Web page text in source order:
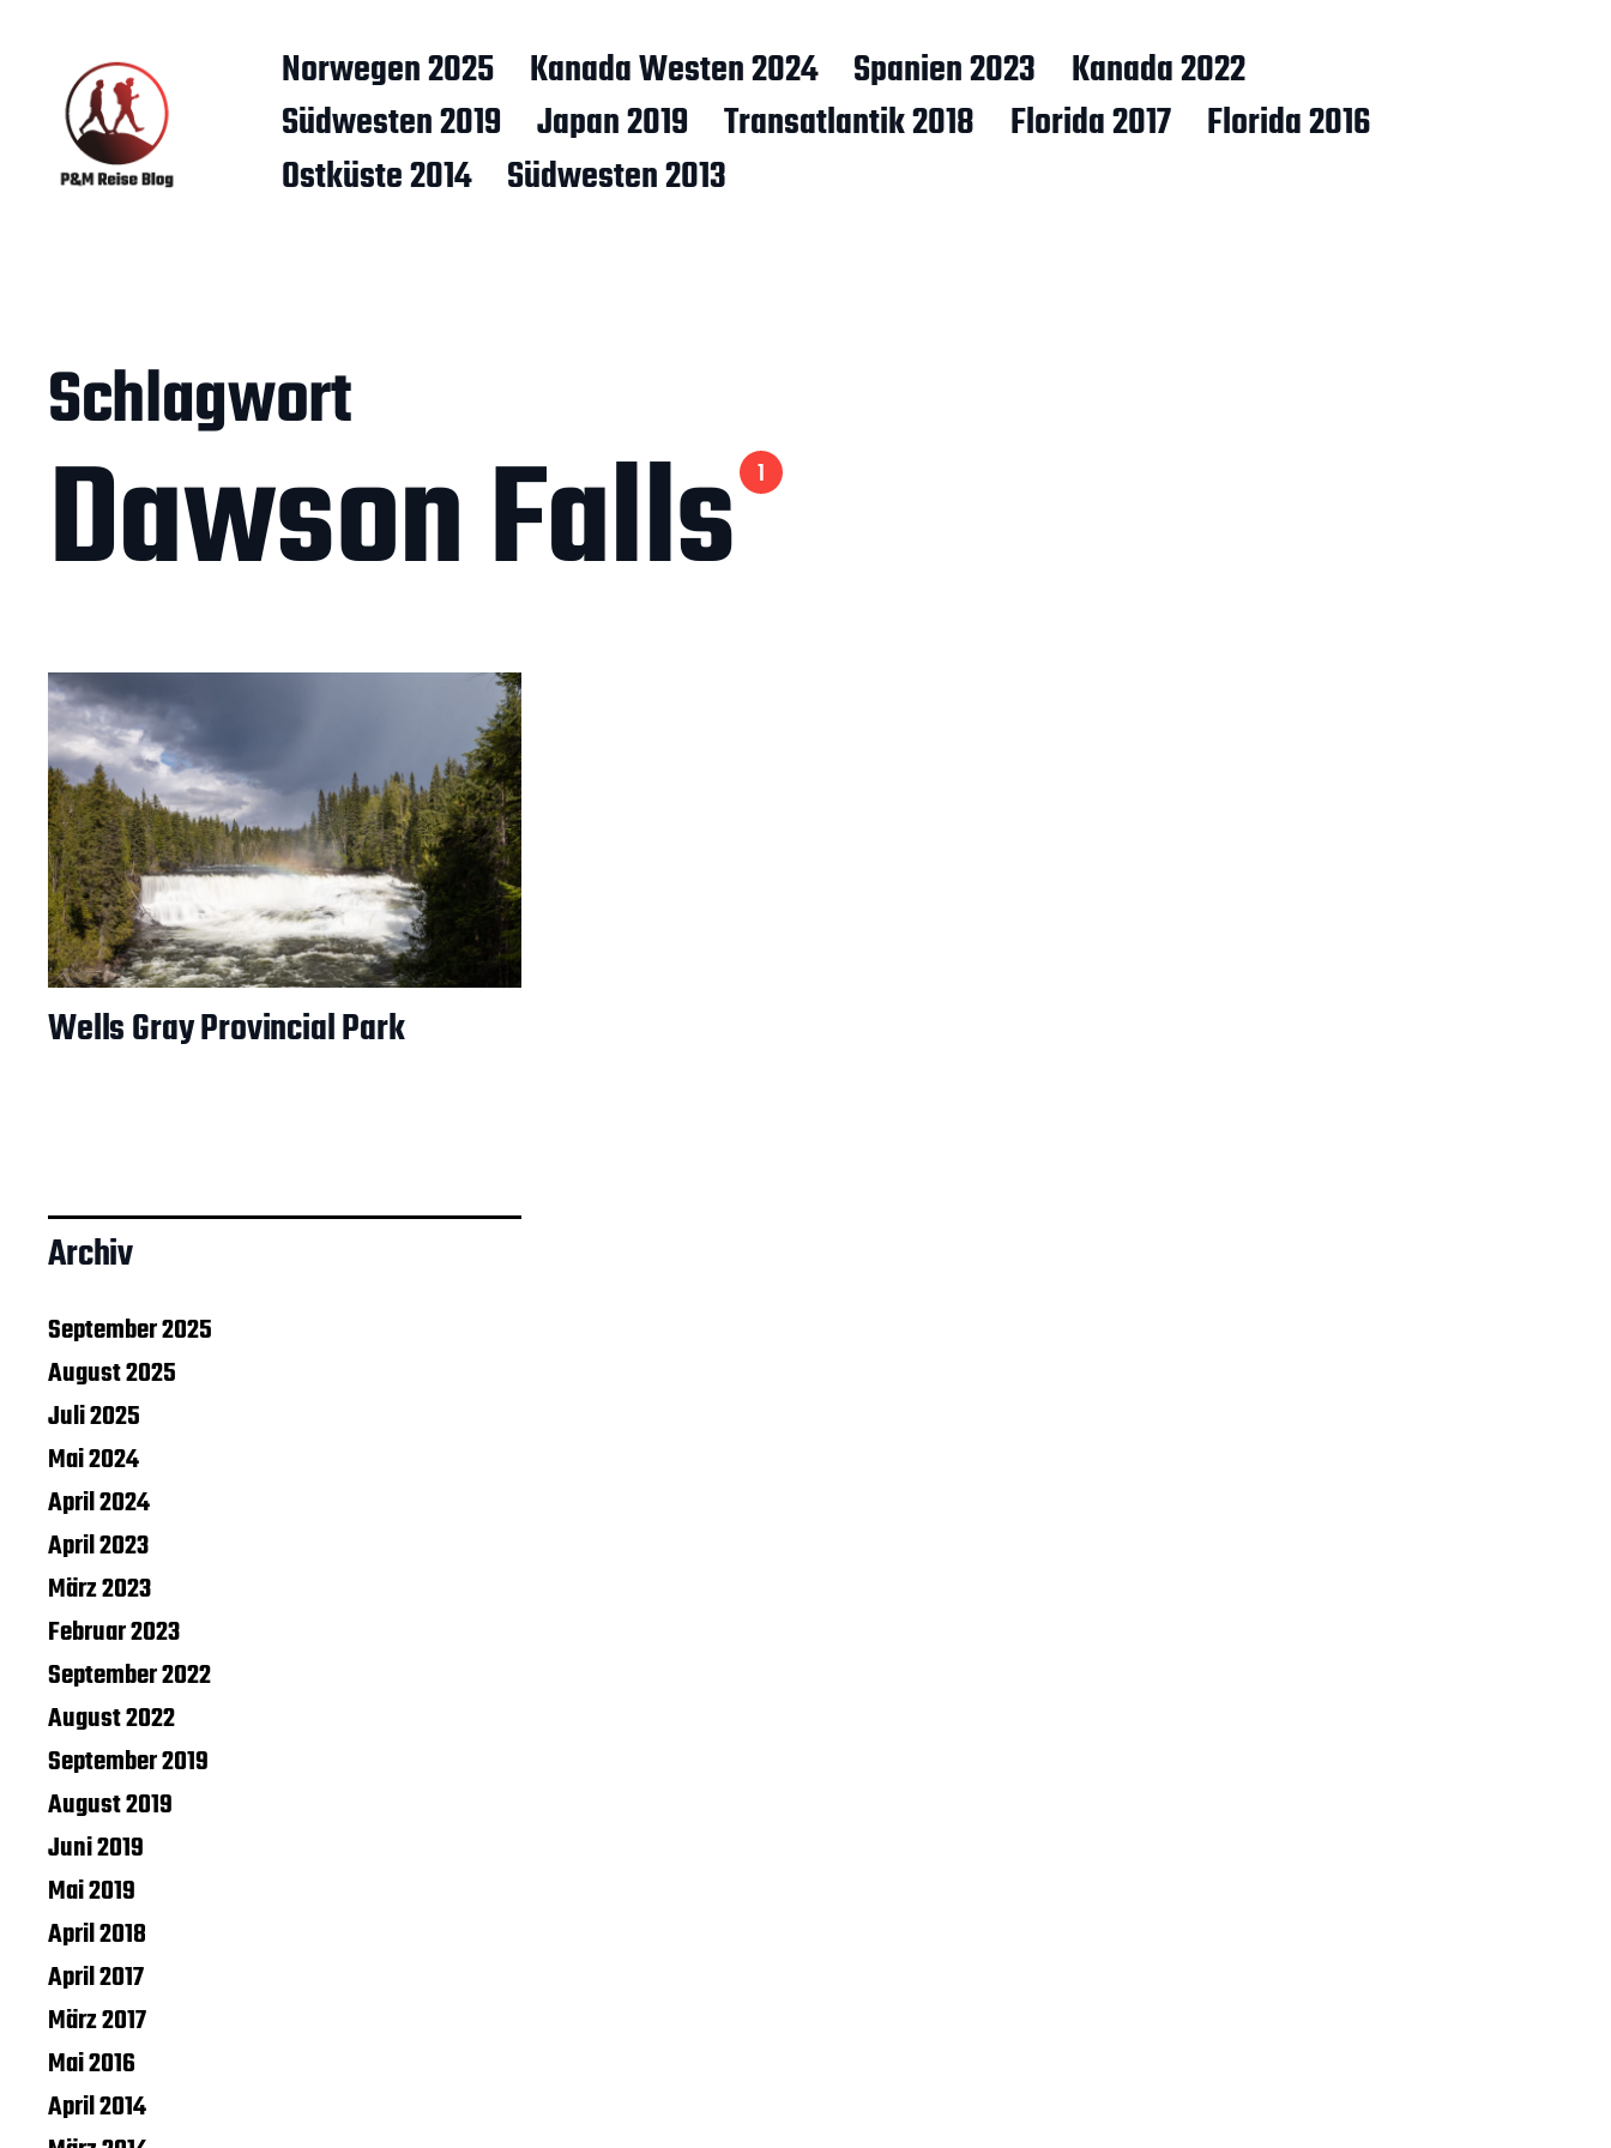
Norwegen 2025 Kanada Westen 2024 Spanien 2023
Kanada 2022
Südwesten 2019
Japan 2019 Transatlantik 2018 Florida 2017
Florida 2016
Ostküste 2014
Südwesten 2013
Schlagwort
Dawson Falls1
Wells Gray Provincial Park
Archiv
September 2025
August 2025
Juli 2025
Mai 2024
April 2024
April 2023
März 2023
Februar 2023
September 2022
August 2022
September 2019
August 2019
Juni 2019
Mai 2019
April 2018
April 2017
März 2017
Mai 2016
April 2014